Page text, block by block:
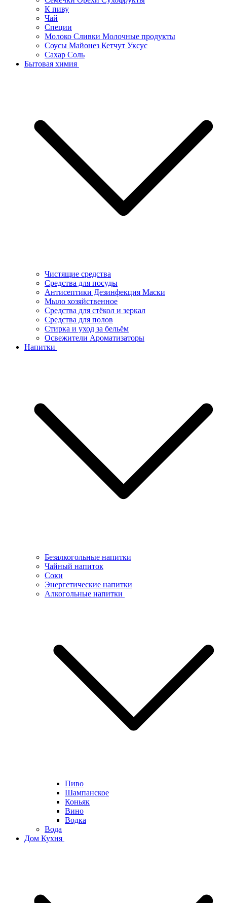
К пиву
Чай
Специи
Молоко Сливки Молочные продукты
Соусы Майонез Кетчут Уксус
Сахар Соль
Бытовая химия
Чистящие средства
Средства для посуды
Антисептики Дезинфекция Маски
Мыло хозяйственное
Средства для стёкол и зеркал
Средства для полов
Стирка и уход за бельём
Освежители Ароматизаторы
Напитки
Безалкогольные напитки
Чайный напиток
Соки
Энергетические напитки
Алкогольные напитки
Пиво
Шампанское
Коньяк
Вино
Водка
Вода
Дом Кухня